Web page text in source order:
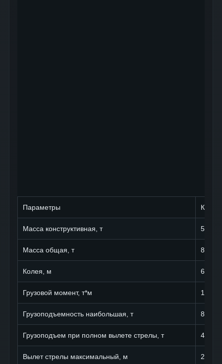
Параметры КБ-
Масса конструктивная, т 50
Масса общая, т 80
Колея, м 6
Грузовой момент, т*м 132
Грузоподъемность наибольшая, т 8
Грузоподъем при полном вылете стрелы, т 4,5
Вылет стрелы максимальный, м 25